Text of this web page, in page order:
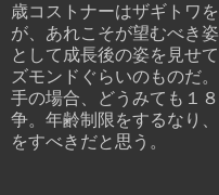
歳コストナーはザギトワ
が、あれこそが望むべき
として成長後の姿を見せ
ズモンドぐらいのものだ
手の場合、どうみても１
争。年齢制限をするなり
をすべきだと思う。